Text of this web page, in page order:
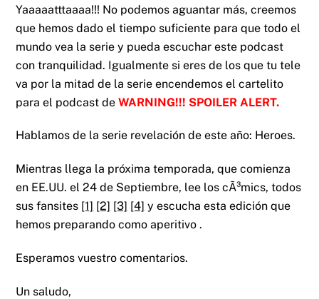
Yaaaaatttaaaa!!! No podemos aguantar más, creemos
que hemos dado el tiempo suficiente para que todo el
mundo vea la serie y pueda escuchar este podcast
con tranquilidad. Igualmente si eres de los que tu tele
va por la mitad de la serie encendemos el cartelito
para el podcast deWARNING!!! SPOILER ALERT.
Hablamos de la serie revelación de este año: Heroes.
Mientras llega la próxima temporada, que comienza
en EE.UU. el 24 de Septiembre, lee los cÃ³mics, todos
sus fansites [1] [2] [3] [4] y escucha esta edición que
hemos preparando como aperitivo .
Esperamos vuestro comentarios.
Un saludo,